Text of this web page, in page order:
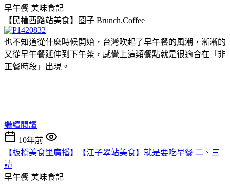
早午餐 美味食記
【民權西路站美食】圈子 Brunch.Coffee
也不知道從什麼時候開始，台灣吹起了早午餐的風潮，漸漸的
又從早午餐延伸到下午茶，感覺上這類餐點就是很適合在「非
正餐時段」出現。
繼續閱讀
10年前
【板橋美食里廣播】【江子翠站美食】就是要吃早餐 二、三
訪
早午餐 美味食記